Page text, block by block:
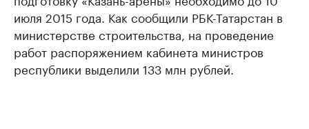
июля 2015 года. Как сообщили РБК-Татарстан в
министерстве строительства, на проведение
работ распоряжением кабинета министров
республики выделили 133 млн рублей.